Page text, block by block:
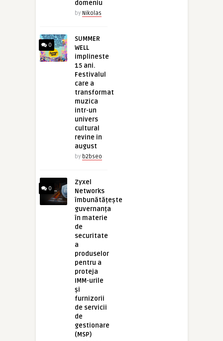
domeniu
by Nikolas
0
SUMMER
WELL
implineste
15 ani.
Festivalul
care a
transformat
muzica
intr-un
univers
cultural
revine in
august
by b2bseo
0
Zyxel
Networks
îmbunătățește
guvernanța
în materie
de
securitate
a
produselor
pentru a
proteja
IMM-urile
și
furnizorii
de servicii
de
gestionare
(MSP)